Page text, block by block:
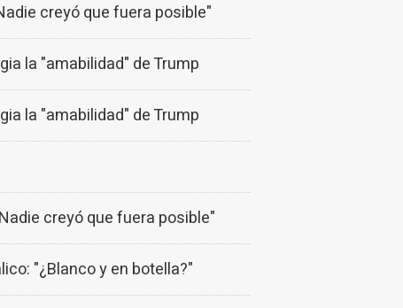
creyó que fuera posible"
la "amabilidad" de Trump
la "amabilidad" de Trump
creyó que fuera posible"
"¿Blanco y en botella?"